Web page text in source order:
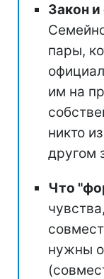
Закон и
пары,
им на
никто
другом
Что
нужны